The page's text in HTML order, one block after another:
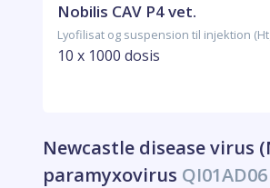
Nobilis CAV P4 vet.
Lyofilisat og suspension til injektion
10 x 1000 dosis
Newcastle disease virus
paramyxovirus QI01AD06